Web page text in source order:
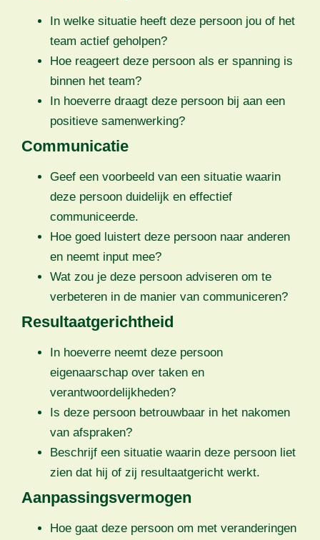
In welke situatie heeft deze persoon jou of het
team actief geholpen?
Hoe reageert deze persoon als er spanning is
binnen het team?
In hoeverre draagt deze persoon bij aan een
positieve samenwerking?
Communicatie
Geef een voorbeeld van een situatie waarin
deze persoon duidelijk en effectief
communiceerde.
Hoe goed luistert deze persoon naar anderen
en neemt input mee?
Wat zou je deze persoon adviseren om te
verbeteren in de manier van communiceren?
Resultaatgerichtheid
In hoeverre neemt deze persoon
eigenaarschap over taken en
verantwoordelijkheden?
Is deze persoon betrouwbaar in het nakomen
van afspraken?
Beschrijf een situatie waarin deze persoon liet
zien dat hij of zij resultaatgericht werkt.
Aanpassingsvermogen
Hoe gaat deze persoon om met veranderingen